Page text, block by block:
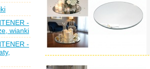
-
wianki
-